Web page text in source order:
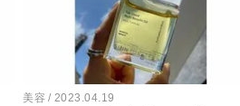
美容 2023.04.19